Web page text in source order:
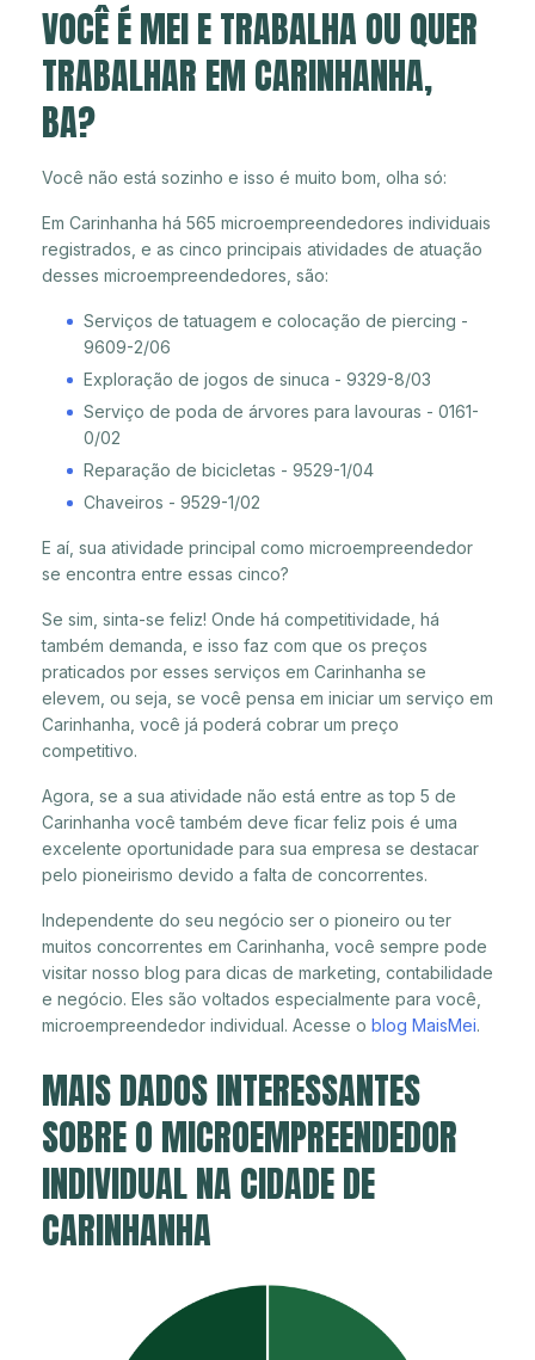
VOCÊ É MEI E TRABALHA OU QUER
TRABALHAR EM CARINHANHA,
BA?
Você não está sozinho e isso é muito bom, olha só:
Em Carinhanha há 565 microempreendedores individuais
registrados, e as cinco principais atividades de atuação
desses microempreendedores, são:
Serviços de tatuagem e colocação de piercing -
9609-2/06
Exploração de jogos de sinuca - 9329-8/03
Serviço de poda de árvores para lavouras - 0161-
0/02
Reparação de bicicletas - 9529-1/04
Chaveiros - 9529-1/02
E aí, sua atividade principal como microempreendedor
se encontra entre essas cinco?
Se sim, sinta-se feliz! Onde há competitividade, há
também demanda, e isso faz com que os preços
praticados por esses serviços em Carinhanha se
elevem, ou seja, se você pensa em iniciar um serviço em
Carinhanha, você já poderá cobrar um preço
competitivo.
Agora, se a sua atividade não está entre as top 5 de
Carinhanha você também deve ficar feliz pois é uma
excelente oportunidade para sua empresa se destacar
pelo pioneirismo devido a falta de concorrentes.
Independente do seu negócio ser o pioneiro ou ter
muitos concorrentes em Carinhanha, você sempre pode
visitar nosso blog para dicas de marketing, contabilidade
e negócio. Eles são voltados especialmente para você,
microempreendedor individual. Acesse o blog MaisMei.
MAIS DADOS INTERESSANTES
SOBRE O MICROEMPREENDEDOR
INDIVIDUAL NA CIDADE DE
CARINHANHA